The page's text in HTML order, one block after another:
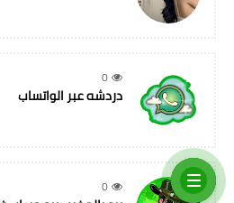
0
دردشه عبر الواتساب
0